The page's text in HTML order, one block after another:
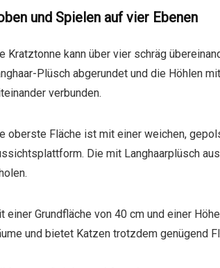
und Spielen auf vier Ebenen
Kratztonne kann über vier schräg
Plüsch abgerundet und die Höhlen
verbunden.
oberste Fläche ist mit einer weichen,
Die mit Langhaarplüsch
einer Grundfläche von 40 cm und einer
und bietet Katzen trotzdem genügend